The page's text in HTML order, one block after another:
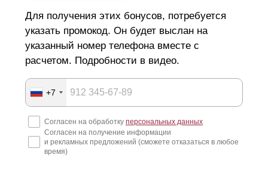
Для получения этих бонусов, потребуется
указать промокод. Он будет выслан на
указанный номер телефона вместе с
расчетом. Подробности в видео.
+7
Согласен на обработку персональных данных
Согласен на получение информации
и рекламных предложений (сможете отказаться в любое
время)